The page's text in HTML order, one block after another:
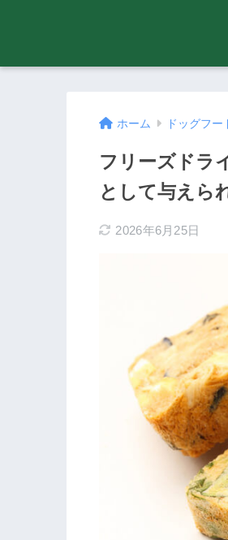
ホーム ドッグフー
フリーズドラ
として与えら
2026年6月25日